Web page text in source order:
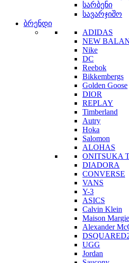
სარბენი
სავარჯიშო
ბრენდი
ADIDAS
NEW
Nike
DC
Reebok
Bikkembergs
Golden Goose
DIOR
REPLAY
Timberland
Autry
Hoka
Salomon
ALOHAS
ONITSUKA
DIADORA
CONVERSE
VANS
Y-3
ASICS
Calvin Klein
Maison
Alexander
UGG
Jordan